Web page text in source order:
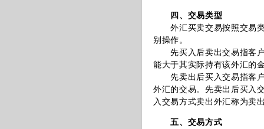
四、交易类型
外汇买卖交易按照交易类
别操作。
先买入后卖出交易指客户
能大于其实际持有该外汇的
先卖出后买入交易指客户
外汇的交易。先卖出后买入
入交易方式卖出外汇称为卖
五、交易方式